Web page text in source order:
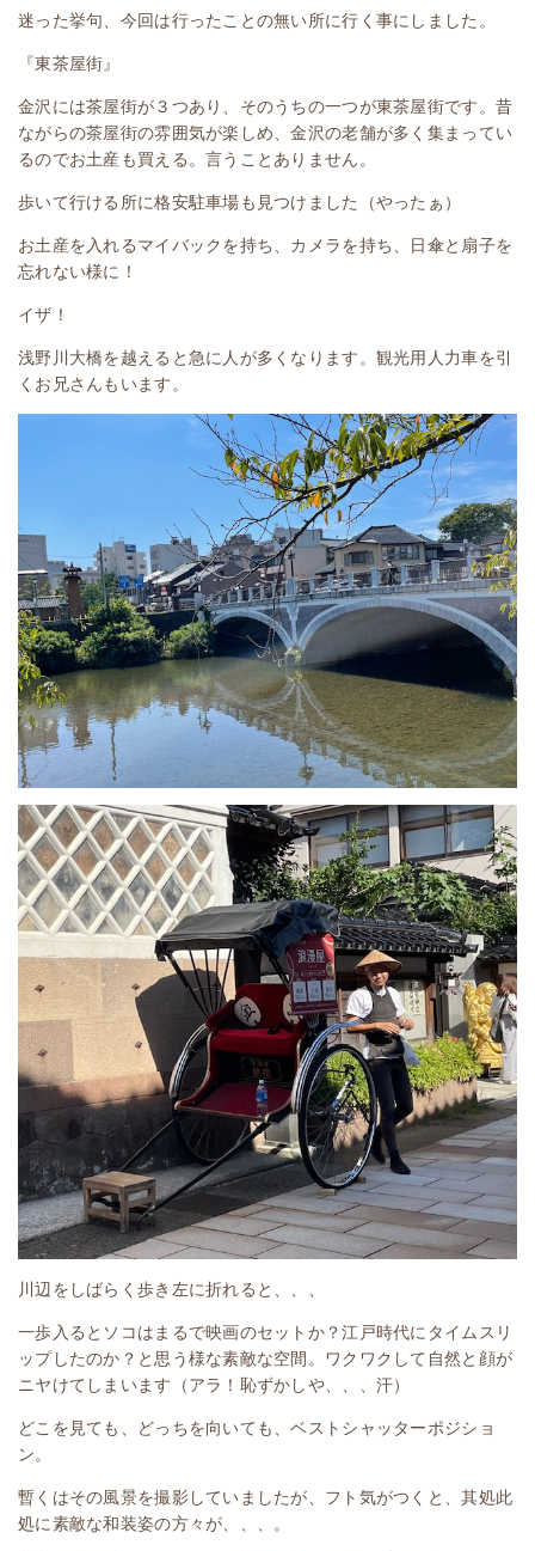
迷った挙句、今回は行ったことの無い所に行く事にしました。
『東茶屋街』
金沢には茶屋街が３つあり、そのうちの一つが東茶屋街です。昔
ながらの茶屋街の雰囲気が楽しめ、金沢の老舗が多く集まってい
るのでお土産も買える。言うことありません。
歩いて行ける所に格安駐車場も見つけました（やったぁ）
お土産を入れるマイバックを持ち、カメラを持ち、日傘と扇子を
忘れない様に！
イザ！
浅野川大橋を越えると急に人が多くなります。観光用人力車を引
くお兄さんもいます。
川辺をしばらく歩き左に折れると、、、
一歩入るとソコはまるで映画のセットか？江戸時代にタイムスリ
ップしたのか？と思う様な素敵な空間。ワクワクして自然と顔が
ニヤけてしまいます（アラ！恥ずかしや、、、汗）
どこを見ても、どっちを向いても、ベストシャッターポジショ
ン。
暫くはその風景を撮影していましたが、フト気がつくと、其処此
処に素敵な和装姿の方々が、、、。